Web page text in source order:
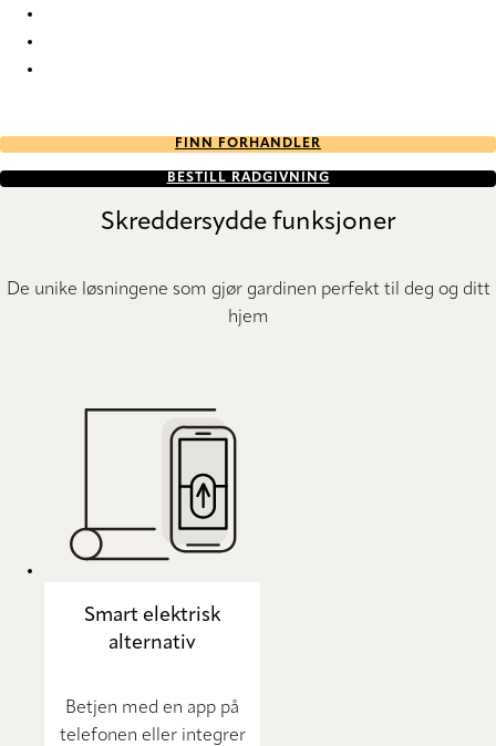
FINN FORHANDLER
BESTILL RÅDGIVNING
Skreddersydde funksjoner
De unike løsningene som gjør gardinen perfekt til deg og ditt
hjem
Smart elektrisk
alternativ
Betjen med en app på
telefonen eller integrer